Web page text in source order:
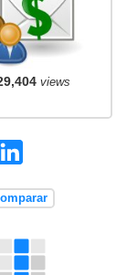
views